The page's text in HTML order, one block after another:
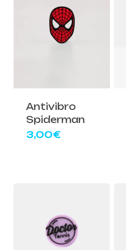
Antivibro
Spiderman
3,00€